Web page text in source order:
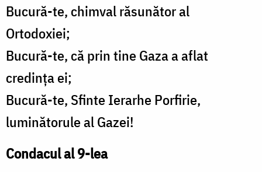
Bucură-te, chimval răsunător al
Ortodoxiei;
Bucură-te, că prin tine Gaza a aflat
credința ei;
Bucură-te, Sfinte Ierarhe Porfirie,
luminătorule al Gazei!
Condacul al 9-lea